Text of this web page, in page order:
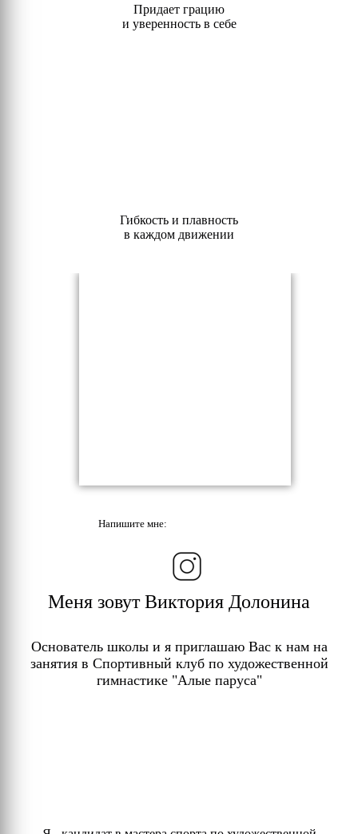
Придает грацию
и уверенность в себе
Гибкость и плавность
в каждом движении
Меня зовут Виктория Долонина
Основатель школы и я приглашаю Вас к нам на
занятия в Спортивный клуб по художественной
гимнастике "Алые паруса"
Напишите мне: